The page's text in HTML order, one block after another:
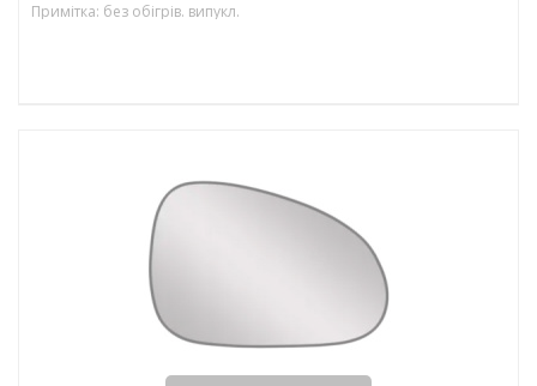
Примітка: без обігрів. випукл.